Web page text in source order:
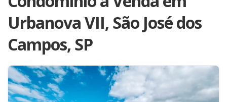
Urbanova VII, São José dos
Campos, SP